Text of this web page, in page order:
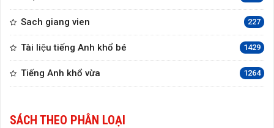
Sach giang vien 227
Tài liệu tiếng Anh khổ bé 1429
Tiếng Anh khổ vừa 1264
SÁCH THEO PHÂN LOẠI